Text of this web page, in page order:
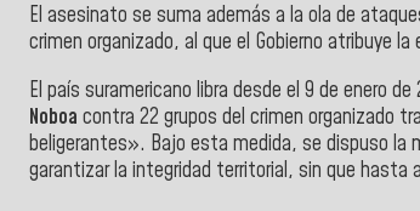
El asesinato se suma además a la ola de
crimen organizado, al que el Gobierno atribuye
El país suramericano libra desde el 9 de enero
Noboa contra 22 grupos del crimen organizado
beligerantes». Bajo esta medida, se dispuso la
garantizar la integridad territorial, sin que hasta